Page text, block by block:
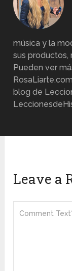
música y la
sus productos,
Pueden ver
blog de
Leave a